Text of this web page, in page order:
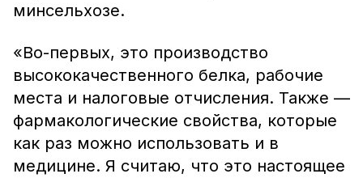
минсельхозе.
«Во-первых, это производство
высококачественного белка, рабочие
места и налоговые отчисления. Также —
фармакологические свойства, которые
как раз можно использовать и в
медицине. Я считаю, что это настоящее